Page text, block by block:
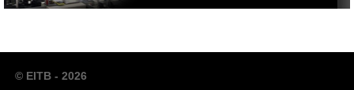
© EITB - 2026